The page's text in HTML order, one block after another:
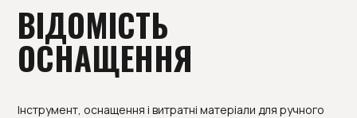
ВІДОМІСТЬ
ОСНАЩЕННЯ
Інструмент, оснащення і витратні матеріали для ручного